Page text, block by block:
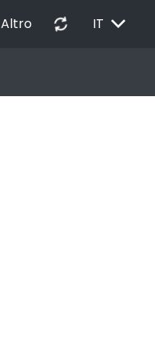
Altro autorenew IT EXPAND_MORE